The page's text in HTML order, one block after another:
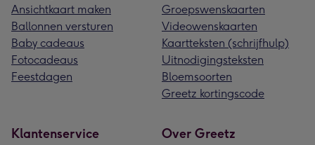
Ansichtkaart maken
Ballonnen versturen
Baby cadeaus
Fotocadeaus
Feestdagen
Groepswenskaarten
Videowenskaarten
Kaartteksten (schrijfhulp)
Uitnodigingsteksten
Bloemsoorten
Greetz kortingscode
Klantenservice Over Greetz